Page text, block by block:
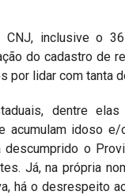
CNJ, inclusive o
do cadastro de
por lidar com tanta
dentre
acumulam idoso e/
descumprido o
Já, na própria
há o desrespeito